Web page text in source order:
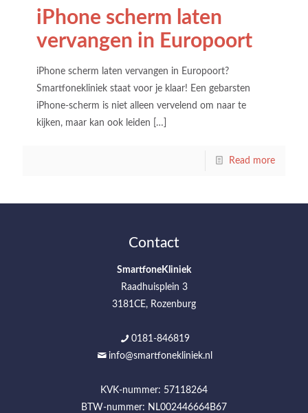
iPhone scherm laten
vervangen in Europoort
iPhone scherm laten vervangen in Europoort?
Smartfonekliniek staat voor je klaar! Een gebarsten
iPhone-scherm is niet alleen vervelend om naar te
kijken, maar kan ook leiden […]
Read more
Contact
SmartfoneKliniek
Raadhuisplein 3
3181CE, Rozenburg
0181-846819
info@smartfonekliniek.nl
KVK-nummer: 57118264
BTW-nummer: NL002446664B67